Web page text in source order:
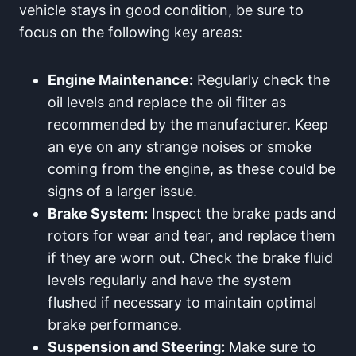
vehicle stays in good condition, be sure to
focus on the following key areas:
Engine Maintenance: Regularly check the
oil levels and replace the oil filter as
recommended by the manufacturer. Keep
an eye on any strange noises or smoke
coming from the engine, as these could be
signs of a larger issue.
Brake System: Inspect the brake pads and
rotors for wear and tear, and replace them
if they are worn out. Check the brake fluid
levels regularly and have the system
flushed if necessary to maintain optimal
brake performance.
Suspension and Steering: Make sure to